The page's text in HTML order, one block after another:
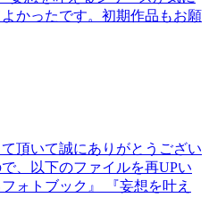
かったです。初期作品もお願
頂いて誠にありがとうござい
、以下のファイルを再UPい
ォトブック』 『妄想を叶え